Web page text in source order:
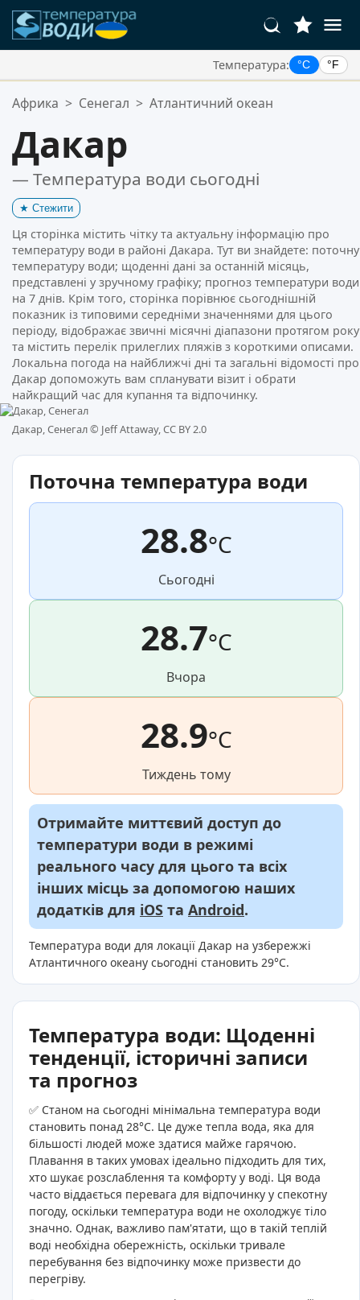
Температура: °C °F
Ваші Улюблені Місця:
Африка > Сенегал > Атлантичний океан
Дакар
— Температура води сьогодні
★ Стежити
Ця сторінка містить чітку та актуальну інформацію про
температуру води в районі Дакара. Тут ви знайдете: поточну
температуру води; щоденні дані за останній місяць,
представлені у зручному графіку; прогноз температури води
на 7 днів. Крім того, сторінка порівнює сьогоднішній
показник із типовими середніми значеннями для цього
періоду, відображає звичні місячні діапазони протягом року
та містить перелік прилеглих пляжів з короткими описами.
Локальна погода на найближчі дні та загальні відомості про
Дакар допоможуть вам спланувати візит і обрати
найкращий час для купання та відпочинку.
Дакар, Сенегал © Jeff Attaway, CC BY 2.0
Поточна температура води
28.8°C
Сьогодні
28.7°C
Вчора
28.9°C
Тиждень тому
Отримайте миттєвий доступ до
температури води в режимі
реального часу для цього та всіх
інших місць за допомогою наших
додатків для iOS та Android.
Температура води для локації Дакар на узбережжі
Атлантичного океану сьогодні становить 29°C.
Температура води: Щоденні
тенденції, історичні записи
та прогноз
✅ Станом на сьогодні мінімальна температура води
становить понад 28°C. Це дуже тепла вода, яка для
більшості людей може здатися майже гарячою.
Плавання в таких умовах ідеально підходить для тих,
хто шукає розслаблення та комфорту у воді. Ця вода
часто віддається перевага для відпочинку у спекотну
погоду, оскільки температура води не охолоджує тіло
значно. Однак, важливо пам'ятати, що в такій теплій
воді необхідна обережність, оскільки тривале
перебування без відпочинку може призвести до
перегріву.